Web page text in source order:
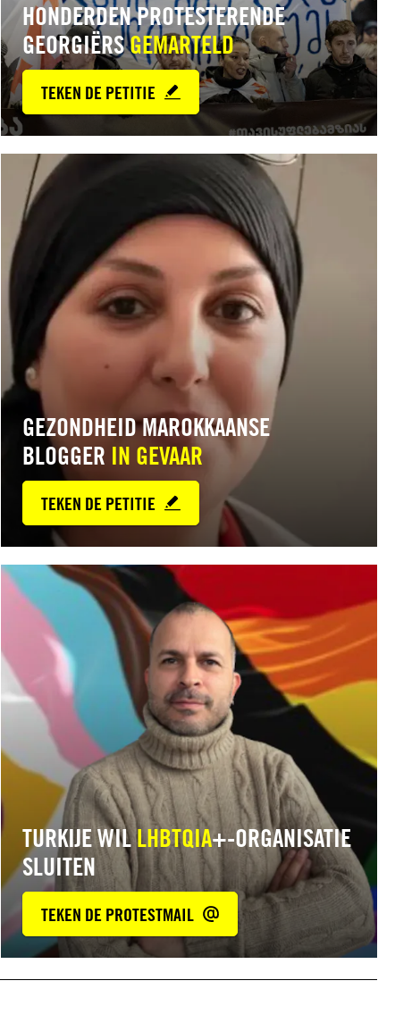
HONDERDEN PROTESTERENDE
GEORGIËRSGEMARTELD
TEKEN DE PETITIE
GEZONDHEID MAROKKAANSE
BLOGGER IN GEVAAR
TEKEN DE PETITIE
meer
TURKIJE WILLHBTQIA+-ORGANISATIE
SLUITEN
TEKEN DE PROTESTMAIL
Lees
meer